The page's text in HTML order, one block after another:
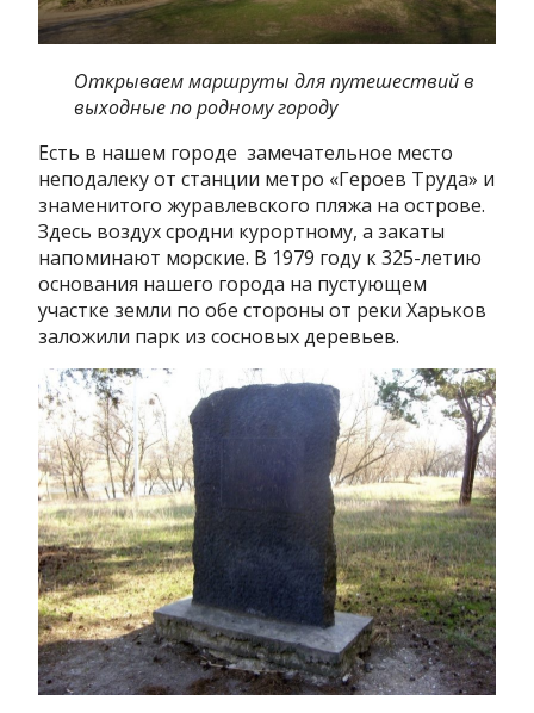
Открываем маршруты для путешествий в
выходные по родному городу
Есть в нашем городе замечательное место
неподалеку от станции метро «Героев Труда» и
знаменитого журавлевского пляжа на острове.
Здесь воздух сродни курортному, а закаты
напоминают морские. В 1979 году к 325-летию
основания нашего города на пустующем
участке земли по обе стороны от реки Харьков
заложили парк из сосновых деревьев.